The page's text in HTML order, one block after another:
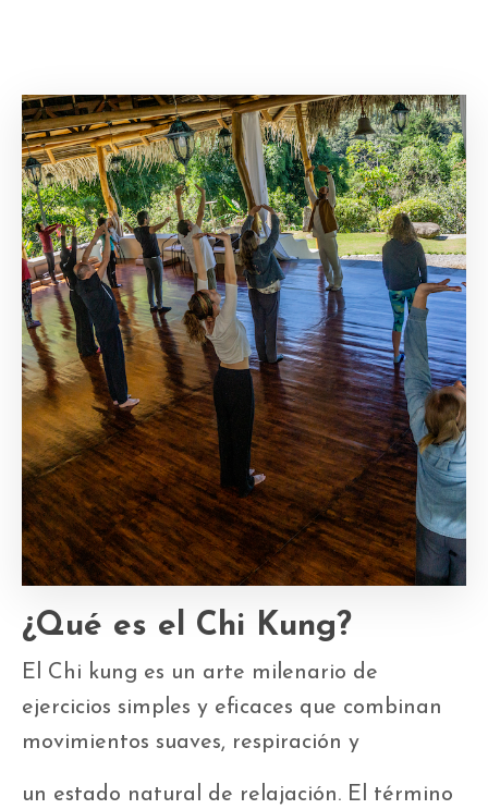
¿Qué es el Chi Kung?
El Chi kung es un arte milenario de
ejercicios simples y eficaces que combinan
movimientos suaves, respiración y
un estado natural de relajación. El término